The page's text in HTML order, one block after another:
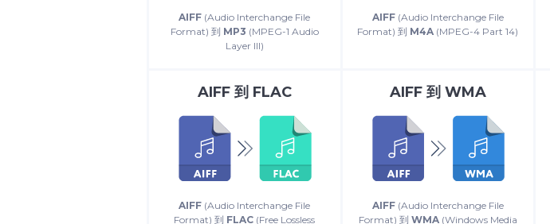
AIFF (Audio Interchange File
Format) 到 MP3 (MPEG-1 Audio
Layer III)
AIFF(Audio Interchange File
Format) 到 M4A (MPEG-4 Part 14)
AIFF到 FLAC
AIFF (Audio Interchange File
Format) 到 FLAC (Free Lossless
AIFF到 WMA
AIFF(Audio Interchange File
Format) 到 WMA(Windows Media